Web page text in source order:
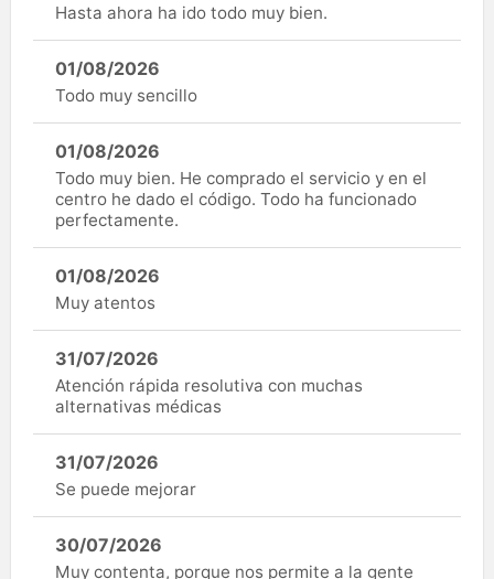
Hasta ahora ha ido todo muy bien.
01/08/2026
Todo muy sencillo
01/08/2026
Todo muy bien. He comprado el servicio y en el
centro he dado el código. Todo ha funcionado
perfectamente.
01/08/2026
Muy atentos
31/07/2026
Atención rápida resolutiva con muchas
alternativas médicas
31/07/2026
Se puede mejorar
30/07/2026
Muy contenta, porque nos permite a la gente